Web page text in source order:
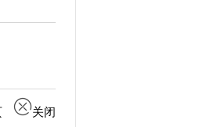
关闭